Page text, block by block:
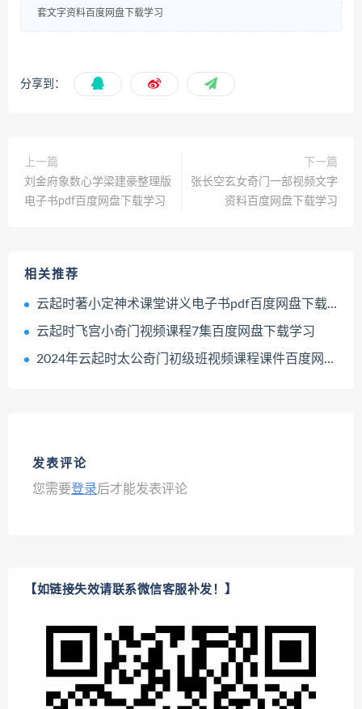
套文字资料百度网盘下载学习
分享到：
上一篇
刘金府象数心学梁建豪整理版
电子书pdf百度网盘下载学习
下一篇
张长空玄女奇门一部视频文字
资料百度网盘下载学习
相关推荐
云起时著小定神术课堂讲义电子书pdf百度网盘下载学习
云起时飞宫小奇门视频课程7集百度网盘下载学习
2024年云起时太公奇门初级班视频课程课件百度网盘下载学习
发表评论
您需要登录后才能发表评论
【如链接失效请联系微信客服补发！】